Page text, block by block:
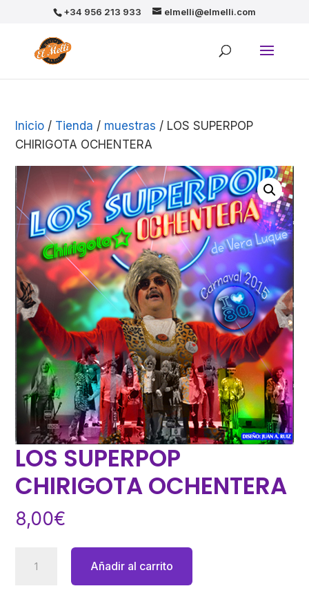
+34 956 213 933 elmelli@elmelli.com
Inicio / Tienda / muestras / LOS SUPERPOP
CHIRIGOTA OCHENTERA
LOS SUPERPOP
CHIRIGOTA OCHENTERA
8,00€
SUPERPOP
Añadir al carrito